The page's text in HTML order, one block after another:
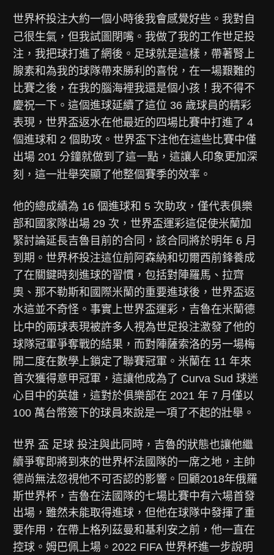
世界杯投注大約一個小時後我會感覺好些。我對自
己很生氣，但我試圖閉嘴。我做了我的工作世足投
注 ，我把球打進了網後。足球就是這樣，帶著腎上
腺素和為我的球隊帶來勝利的喜悅，在一場艱難的
比賽之後，在我的腦海裡我還是個小孩！我不得不
慶祝一下。這個進球延續了這位 36 歲球員的精彩
表現， 世界盃返水在他最近的四場比賽中打進了 4
個進球和 2 個助攻。世界盃下注他在這些比賽中僅
出場 201 分鐘就做到了這一點，這讓人印象更加深
刻，這一壯舉突顯了他整個賽季的效率。
他的總成績為 16 個進球和 5 次助攻，僅代表俱樂
部和國家隊出場 29 次， 世界盃運彩這促使米蘭加
緊討論延長吉魯目前的合同，該合同將於明年 6 月
到期。 世界杯投注這位前阿森納和切爾西前鋒養成
了在關鍵時刻進球的習慣，包括對陣羅馬、拉齊
奧、那不勒斯和國際米蘭的重要進球後，世界盃返
水這並不奇怪。事實上世界盃運彩，吉魯在米蘭德
比中的兩球表現被許多人視為世足投注激發了他的
球隊冠軍爭奪戰的結果，而對陣薩索洛的另一場梅
開二度在數學上鎖定了聯賽冠軍。米蘭在 11 年來
首次獲得意甲冠軍，這讓他成為了 Curva Sud 球迷
心目中的英雄，這對於俱樂部在 2021 年 7 月僅以
100 萬台幣簽下的球員來說是一項了不起的壯舉。
世界 盃 足球 投注與此同時，吉魯的狀態也讓他繼
續爭奪即將到來的世界杯法國隊的一席之地，主帥
德尚無法忽視他不可否認的影響。回顧2018年俄羅
斯世界杯，吉魯在法國隊的七場比賽中有六場首發
出場，雖然未能取得進球，但他在球隊中發揮了重
要作用，在帶上格列茲曼和基利安之前，他一直在
控球。姆巴佩上場。2022 FIFA 世界杯進一步說明